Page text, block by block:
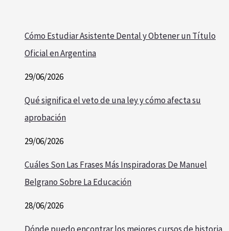
Cómo Estudiar Asistente Dental y Obtener un Título
Oficial en Argentina
29/06/2026
Qué significa el veto de una ley y cómo afecta su
aprobación
29/06/2026
Cuáles Son Las Frases Más Inspiradoras De Manuel
Belgrano Sobre La Educación
28/06/2026
Dónde puedo encontrar los mejores cursos de historia